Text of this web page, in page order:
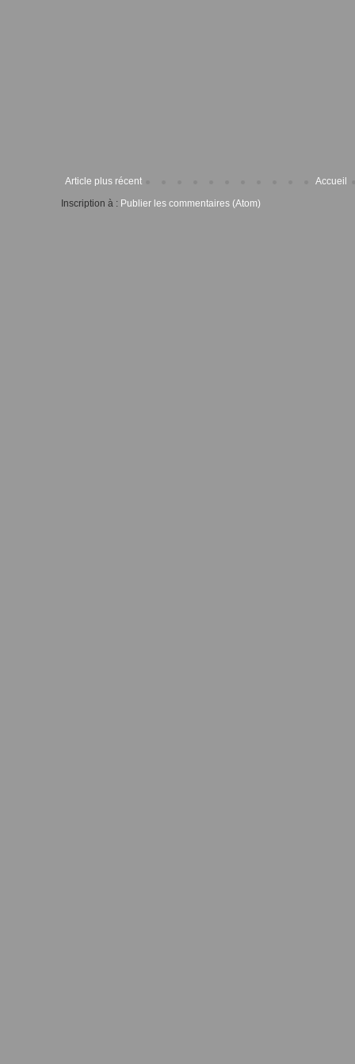
Article plus récent
Accueil
Inscription à : Publier les commentaires (Atom)